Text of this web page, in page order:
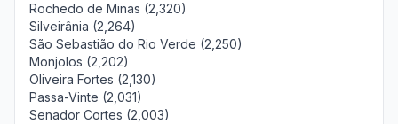
Rochedo de Minas (2,320)
Silveirânia (2,264)
São Sebastião do Rio Verde (2,250)
Monjolos (2,202)
Oliveira Fortes (2,130)
Passa-Vinte (2,031)
Senador Cortes (2,003)